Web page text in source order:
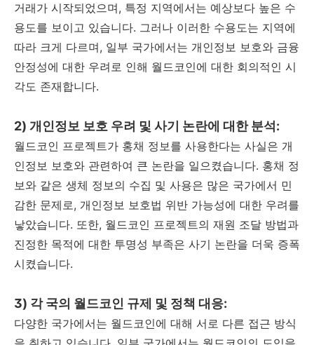
거래가 시작되었으며, 특정 지역에서는 예상보다 높은 수
용도를 보이고 있습니다. 그러나 이러한 수용도는 지역에
따라 크게 다르며, 일부 국가에서는 개인정보 보호와 금융
안정성에 대한 우려로 인해 월드코인에 대한 회의적인 시
각도 존재합니다.
2) 개인정보 보호 우려 및 사기 논란에 대한 분석:
월드코인 프로젝트가 홍채 정보를 사용한다는 사실은 개
인정보 보호와 관련하여 큰 논란을 일으켰습니다. 홍채 정
보와 같은 생체 정보의 수집 및 사용은 많은 국가에서 민
감한 문제로, 개인정보 보호법 위반 가능성에 대한 우려를
낳았습니다. 또한, 월드코인 프로젝트의 재원 조달 방법과
진정한 목적에 대한 투명성 부족은 사기 논란을 더욱 증폭
시켰습니다.
3) 각 국의 월드코인 규제 및 정책 대응:
다양한 국가에서는 월드코인에 대해 서로 다른 접근 방식